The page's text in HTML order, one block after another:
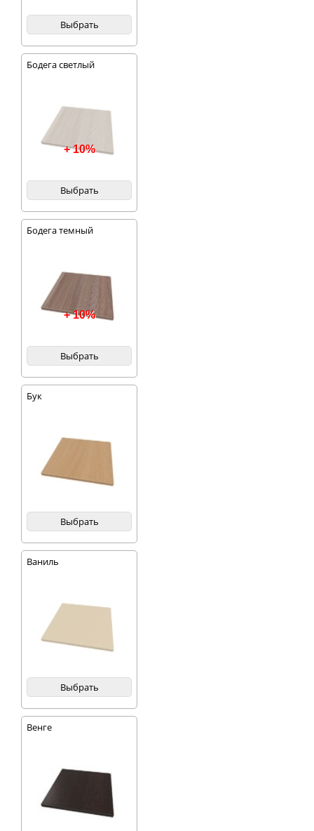
Выбрать
Бодега светлый
+ 10%
Выбрать
Бодега темный
+ 10%
Выбрать
Бук
Выбрать
Ваниль
Выбрать
Венге